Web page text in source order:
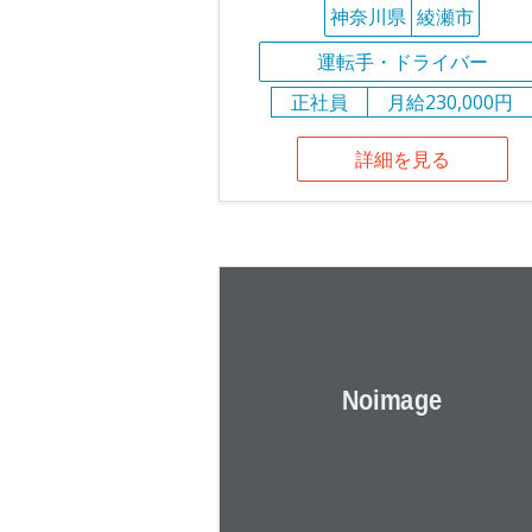
神奈川県 綾瀬市
運転手・ドライバー
正社員
月給230,000円
詳細を見る